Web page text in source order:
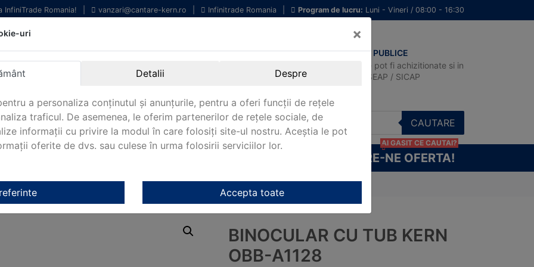
InfiniTrade Romania! vanzari@cantare-kern.ro Infinitrade Romania Program de lucru: Luni - Vineri / 08:00 - 16:30
profesionale
laborator.
Internationala.
Oriunde in Romania.
ACHIZITII PUBLICE
Produsele pot fi achizitionate si in
sistemul SEAP / SICAP
CAUTARE
CERE-NE OFERTA!
AI GASIT CE CAUTAI?
/Accesorii microscoape Kern / Binocular cu tub Kern OBB-A1128
BINOCULAR CU TUB KERN
OBB-A1128
uri ×
Detalii Despre
a personaliza conținutul și anunțurile, pentru a oferi funcții de rețele
traficul. De asemenea, le oferim partenerilor de rețele sociale, de
informații cu privire la modul în care folosiți site-ul nostru. Aceștia le pot
oferite de dvs. sau culese în urma folosirii serviciilor lor.
Accepta toate